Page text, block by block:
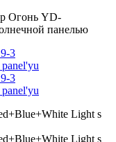
Огонь YD-
панелью